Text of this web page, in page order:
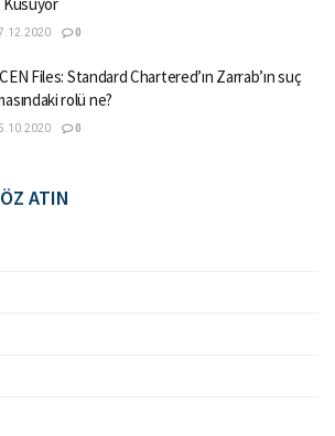
0
Files: Standard Chartered’ın Zarrab’ın suç
rolü ne?
0
ATIN